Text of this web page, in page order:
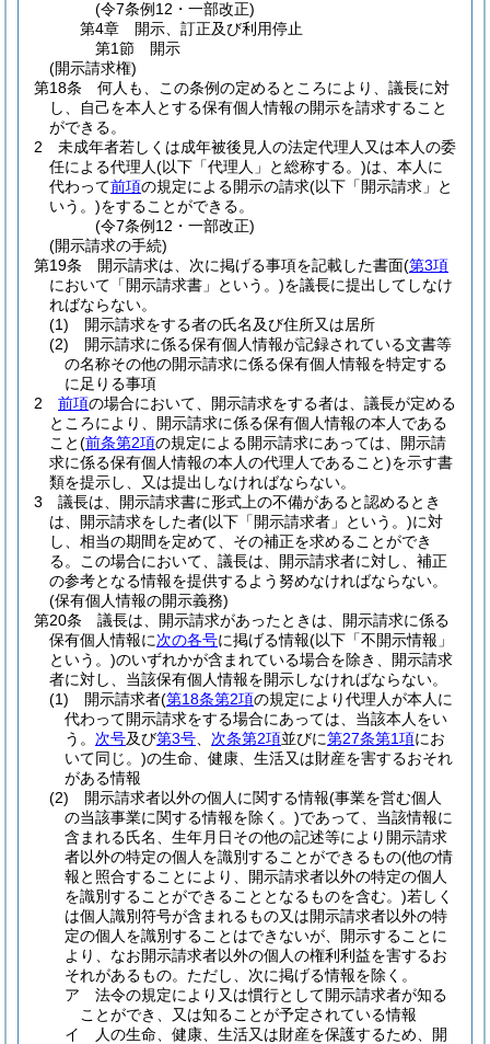
(令7条例12・一部改正)
第4章
開示、訂正及び利用停止
第1節
開示
(開示請求権)
第18条
何人も、この条例の定めるところにより、議長に対
し、自己を本人とする保有個人情報の開示を請求すること
ができる。
2
未成年者若しくは成年被後見人の法定代理人又は本人の委
任による代理人(以下「代理人」と総称する。)は、本人に
代わって前項の規定による開示の請求(以下「開示請求」と
いう。)をすることができる。
(令7条例12・一部改正)
(開示請求の手続)
第19条
開示請求は、次に掲げる事項を記載した書面(第3項
において「開示請求書」という。)を議長に提出してしなけ
ればならない。
(1)
開示請求をする者の氏名及び住所又は居所
(2)
開示請求に係る保有個人情報が記録されている文書等
の名称その他の開示請求に係る保有個人情報を特定する
に足りる事項
2
前項の場合において、開示請求をする者は、議長が定める
ところにより、開示請求に係る保有個人情報の本人である
こと(前条第2項の規定による開示請求にあっては、開示請
求に係る保有個人情報の本人の代理人であること)を示す書
類を提示し、又は提出しなければならない。
3
議長は、開示請求書に形式上の不備があると認めるとき
は、開示請求をした者(以下「開示請求者」という。)に対
し、相当の期間を定めて、その補正を求めることができ
る。
この場合において、議長は、開示請求者に対し、補正
の参考となる情報を提供するよう努めなければならない。
(保有個人情報の開示義務)
第20条
議長は、開示請求があったときは、開示請求に係る
保有個人情報に次の各号に掲げる情報(以下「不開示情報」
という。)のいずれかが含まれている場合を除き、開示請求
者に対し、当該保有個人情報を開示しなければならない。
(1)
開示請求者(第18条第2項の規定により代理人が本人に
代わって開示請求をする場合にあっては、当該本人をい
う。 次号及び第3号 次条第2項並びに第27条第1項にお
いて同じ。)の生命、健康、生活又は財産を害するおそれ
がある情報
(2)
開示請求者以外の個人に関する情報(事業を営む個人
の当該事業に関する情報を除く。)であって、当該情報に
含まれる氏名、生年月日その他の記述等により開示請求
者以外の特定の個人を識別することができるもの(他の情
報と照合することにより、開示請求者以外の特定の個人
を識別することができることとなるものを含む。)若しく
は個人識別符号が含まれるもの又は開示請求者以外の特
定の個人を識別することはできないが、開示することに
より、なお開示請求者以外の個人の権利利益を害するお
それがあるもの。 ただし、次に掲げる情報を除く。
ア
法令の規定により又は慣行として開示請求者が知る
ことができ、又は知ることが予定されている情報
イ
人の生命、健康、生活又は財産を保護するため、開